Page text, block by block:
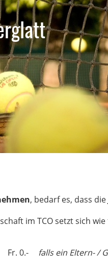
, bedarf es, dass die
im TCO setzt sich
Fr. 0.- falls ein Eltern- /